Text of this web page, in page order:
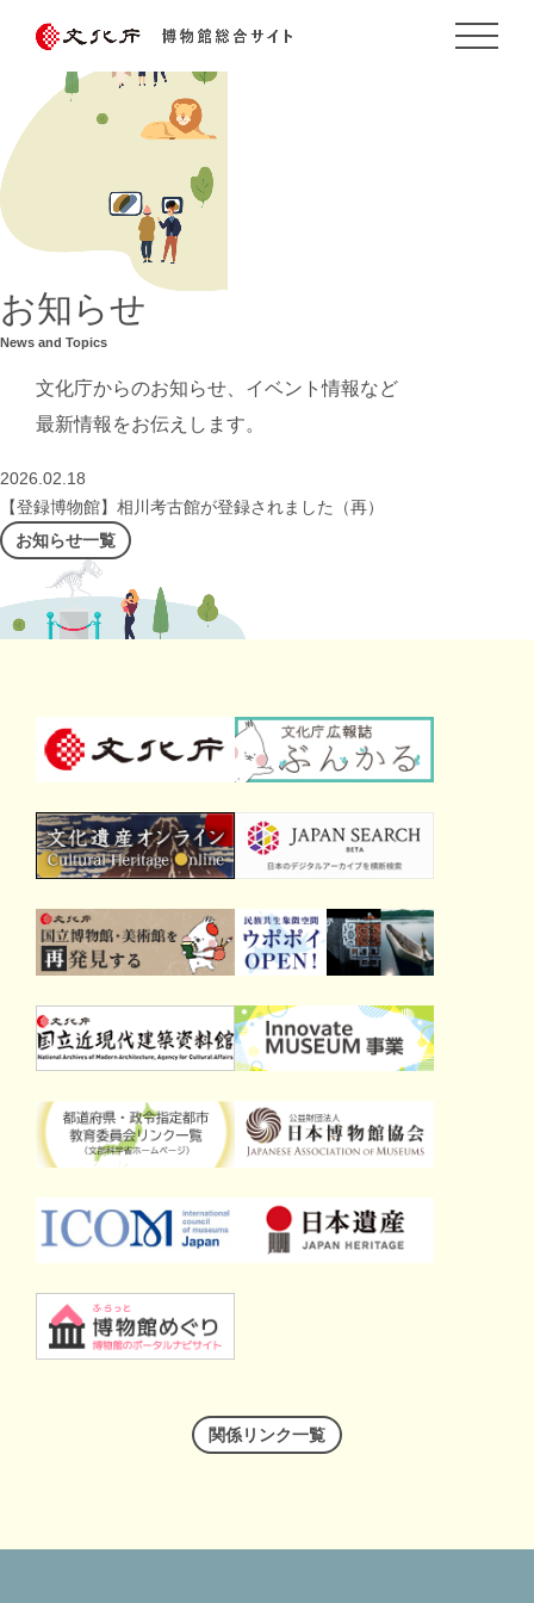
お知らせ
News and Topics
文化庁からのお知らせ、イベント情報など
最新情報をお伝えします。
2026.02.18
【登録博物館】相川考古館が登録されました（再）
お知らせ一覧
関係リンク一覧